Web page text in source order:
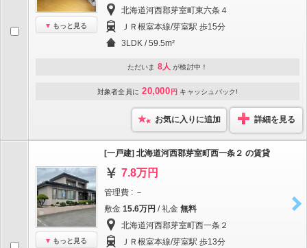
もっと見る
北海道河西郡芽室町東六条４
ＪＲ根室本線/芽室駅 歩15分
3LDK / 59.5m²
ただいま 8人 が検討中！
対象者全員に 20,000 円 キャッシュバック!
お気に入りに追加 詳細を見る
もっと見る
[一戸建] 北海道河西郡芽室町西一条２ の賃貸
7.8万円
管理費 : －
敷金 15.6万円 / 礼金 無料
北海道河西郡芽室町西一条２
ＪＲ根室本線/芽室駅 歩13分